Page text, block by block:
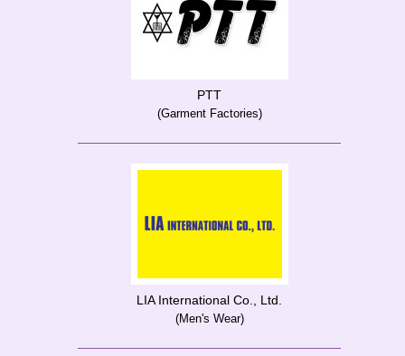
PTT
(Garment Factories)
LIA International Co., Ltd.
(Men's Wear)